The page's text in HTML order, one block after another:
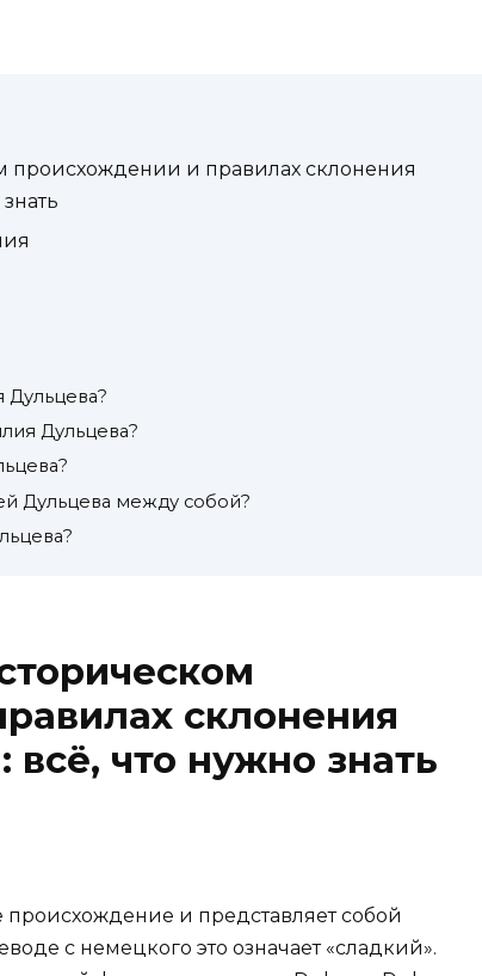
происхождении и правилах склонения
Дульцева?
Дульцева?
Дульцева между собой?
склонения
что нужно знать
и представляет собой
с немецкого это означает «сладкий».